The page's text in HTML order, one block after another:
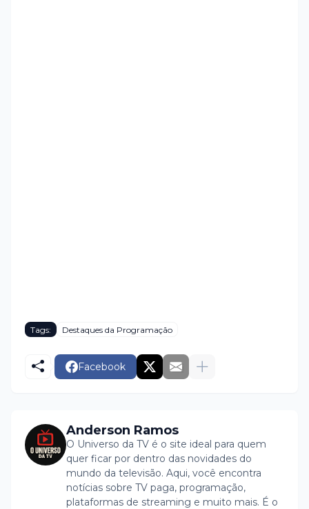
Tags: Destaques da Programação
Facebook
Anderson Ramos
O Universo da TV é o site ideal para quem
quer ficar por dentro das novidades do
mundo da televisão. Aqui, você encontra
notícias sobre TV paga, programação,
plataformas de streaming e muito mais. É o